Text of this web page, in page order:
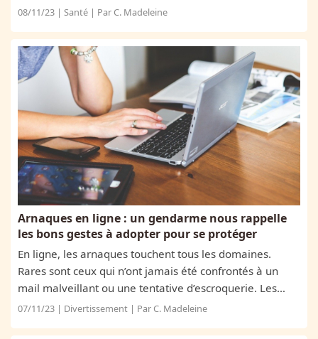
desserts qui semblent sains renferment souvent une
08/11/23 | Santé | Par C. Madeleine
Arnaques en ligne : un gendarme nous rappelle
les bons gestes à adopter pour se protéger
En ligne, les arnaques touchent tous les domaines.
Rares sont ceux qui n’ont jamais été confrontés à un
mail malveillant ou une tentative d’escroquerie. Les
personnes âgées sont souvent la première cible des
07/11/23 | Divertissement | Par C. Madeleine